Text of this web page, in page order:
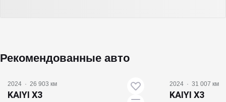
Рекомендованные авто
2024 · 26 903 км
KAIYI X3
2024 · 31 007 км
KAIYI X3